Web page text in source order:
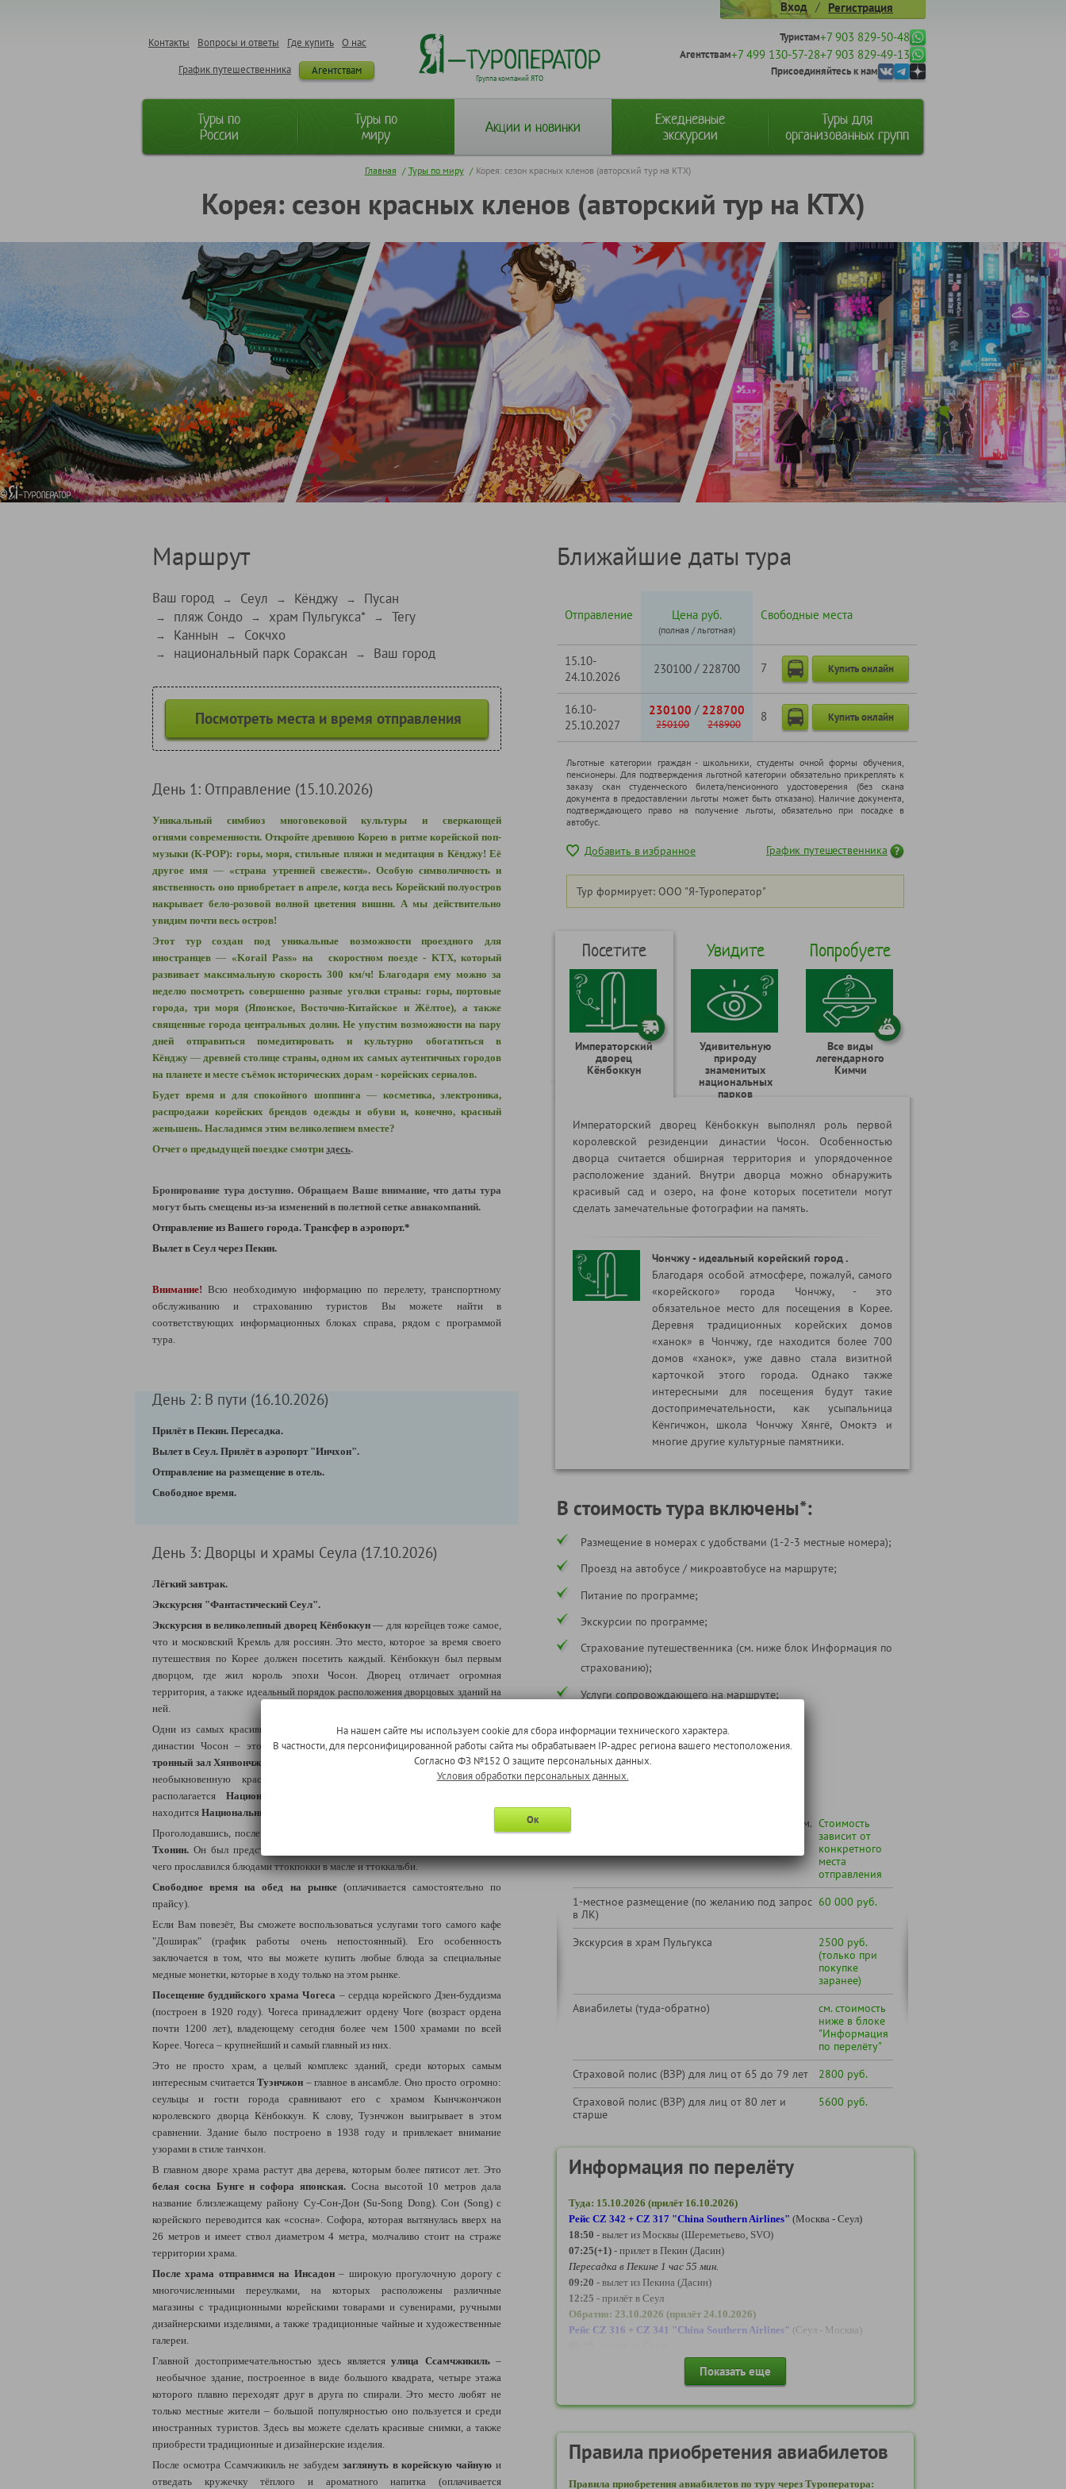
Вход / Регистрация
О нас
Где купить
Вопросы и ответы
Контакты
Агентствам
График путешественника
Группа компаний ЯТО
Туристам+7 903 829-50-48
Агентствам+7 499 130-57-28+7 903 829-49-13
Присоединяйтесь к нам
Туры по
России
Туры по
миру
Акции и новинки
Ежедневные
экскурсии
Туры для
организованных групп
Главная / Туры по миру / Корея: сезон красных кленов (авторский тур на КТХ)
Корея: сезон красных кленов (авторский тур на КТХ)
Маршрут
Ваш город → Сеул → Кёнджу → Пусан
→ пляж Сондо → храм Пульгукса* → Тегу
→ Каннын → Сокчхо
→ национальный парк Сораксан → Ваш город
Посмотреть места и время отправления
День 1: Отправление (15.10.2026)
Уникальный симбиоз многовековой культуры и сверкающей
огнями современности. Откройте древнюю Корею в ритмекорейской поп-
музыки (K-POP): горы, моря, стильные пляжи и медитация в Кёнджу!Её
другое имя— «страна утренней свежести». Особую символичность и
явственность оно приобретает в апреле, когда весь Корейский полуостров
накрывает бело-розовой волной цветения вишни. А мы действительно
увидим почти весь остров!
Этот тур создан под уникальные возможностипроездного для
иностранцев — «Korail Pass» на скоростном поезде - KTX, который
развивает максимальную скорость 300 км/ч! Благодаря ему можно за
неделю посмотреть совершенно разные уголки страны: горы, портовые
города, три моря (Японское, Восточно-Китайское и Жёлтое), а также
священные города центральных долин. Не упустим возможности на пару
дней отправиться помедитировать и культурно обогатиться в
Кёнджу— древней столице страны, одном их самых аутентичных городов
на планете и месте съёмок исторических дорам - корейских сериалов.
Будет время и для спокойного шоппинга — косметика, электроника,
распродажи корейских брендов одежды и обуви и, конечно, красный
женьшень. Насладимся этим великолепием вместе?
Отчет о предыдущей поездке смотри здесь.
Бронирование тура доступно. Обращаем Ваше внимание, что даты тура
могут быть смещены из-за изменений в полетной сетке авиакомпаний.
Отправление из Вашего города. Трансфер в аэропорт.*
Вылет в Сеул через Пекин.
Внимание! Всю необходимую информацию по перелету, транспортному
обслуживанию и страхованию туристов Вы можете найти в
соответствующих информационных блоках справа, рядом с программой
тура.
День 2: В пути (16.10.2026)
Прилёт в Пекин. Пересадка.
Вылет в Сеул. Прилёт в аэропорт "Инчхон".
Отправление на размещение в отель.
Свободное время.
День 3: Дворцы и храмы Сеула (17.10.2026)
Лёгкий завтрак.
Экскурсия "Фантастический Сеул".
Экскурсия в великолепный дворец Кёнбоккун— для корейцев тоже самое,
что и московский Кремль для россиян. Это место, которое за время своего
путешествия по Корее должен посетить каждый. Кёнбоккун был первым
дворцом, где жил король эпохи Чосон. Дворец отличает огромная
территория, а также идеальный порядок расположения дворцовых зданий на
ней.
Одни из самых красивых мест во дворце, сохранившиеся ещё со времён
династии Чосон – это знаменитые на весь мирпавильон Кёнхвару и
тронный зал Хянвончжон
Все они ярко отражают
необыкновенную красоту древней Кореи. Возле
ворот Хоннемун
располагается Национальный дворцовый музей,
находится Национальный фольклорный музей.
Проголодавшись, после экскурсии мы
отправимся на легендарный рынок
Тхонин. Он был представлен в телепередаче «Бесконечный вызов», после
чего прославился блюдами ттокпокки в масле и ттоккальби.
Свободное время на обед на рынке (оплачивается самостоятельно по
прайсу).
Если Вам повезёт, Вы сможете воспользоваться услугами того самого кафе
"Доширак" (график работы очень непостоянный). Его особенность
заключается в том, что вы можете купить любые блюда за специальные
медные монетки, которые в ходу только на этом рынке.
Посещение буддийского храма Чогеса –сердца корейского Дзен-буддизма
(построен в 1920 году). Чогеса принадлежит ордену Чоге (возраст ордена
почти 1200 лет), владеющему сегодня более чем 1500 храмами по всей
Корее. Чогеса – крупнейший и самый главный из них.
Это не просто храм, а целый комплекс зданий, среди которых самым
интересным считаетсяТуэнчжон – главное в ансамбле. Оно просто огромно:
сеульцы и гости города сравнивают его с храмом Кынчжончжон
королевского дворца Кёнбоккун. К слову, Туэнчжон выигрывает в этом
сравнении. Здание было построено в 1938 году и привлекает внимание
узорами в стиле танчхон.
В главном дворе храма растут два дерева, которым более пятисот лет. Это
белая сосна Бунге и софора японская. Сосна высотой 10 метров дала
название близлежащему району Су-Сон-Дон (Su-Song Dong). Сон (Song) с
корейского переводится как «сосна». Софора, которая вытянулась вверх на
26 метров и имеет ствол диаметром 4 метра, молчаливо стоит на страже
территории храма.
После храма отправимся на Инсадон– широкую прогулочную дорогу с
многочисленными переулками, на которых расположены различные
магазины с традиционными корейскими товарами и сувенирами, ручными
дизайнерскими изделиями, а также традиционные чайные и художественные
галереи.
Главной достопримечательностью здесь является улица Ссамчжикиль –
необычное здание, построенное в виде большого квадрата, четыре этажа
которого плавно переходят друг в друга по спирали. Это место любят не
только местные жители– большой популярностью оно пользуется и среди
иностранных туристов. Здесь вы можете сделать красивые снимки, а также
приобрести традиционные и дизайнерские изделия.
После осмотра Ссамчжикиль не забудем заглянуть в корейскую чайную и
отведать кружечку тёплого и ароматного напитка (оплачивается
Ближайшие даты тура
Отправление Цена руб.
(полная / льготная)
Свободные места
15.10-
24.10.2026
230100 / 228700 7 Купить онлайн
16.10-
25.10.2027
230100 / 228700
250100 248900
8 Купить онлайн
Льготные категории граждан - школьники, cтуденты очной формы обучения,
пенсионеры. Для подтверждения льготной категории обязательно прикреплять к
заказу скан студенческого билета/пенсионного удостоверения (без скана
документа в предоставлении льготы может быть отказано). Наличие документа,
подтверждающего право на получение льготы, обязательно при посадке в
автобус.
Добавить в избранное График путешественника
Тур формирует: ООО "Я-Туроператор"
Посетите
Императорский
дворец
Кёнбоккун
Увидите
Удивительную
природу
знаменитых
национальных
парков
Попробуете
Все виды
легендарного
Кимчи
Императорский дворец Кёнбоккун выполнял роль первой
королевской резиденции династии Чосон. Особенностью
дворца считается обширная территория и упорядоченное
расположение зданий. Внутри дворца можно обнаружить
красивый сад и озеро, на фоне которых посетители могут
сделать замечательные фотографии на память.
Чончжу - идеальный корейский город .
Благодаря особой атмосфере, пожалуй, самого
«корейского» города Чончжу, - это
обязательное место для посещения в Корее.
Деревня традиционных корейских домов
«ханок» в Чончжу, где находится более 700
домов «ханок», уже давно стала визитной
карточкой этого города. Однако также
интересными для посещения будут такие
достопримечательности, как усыпальница
Кёнгичжон, школа Чончжу Хянгё, Омоктэ и
многие другие культурные памятники.
В стоимость тура включены*:
Размещение в номерах с удобствами (1-2-3 местные номера);
Проезд на автобусе / микроавтобусе на маршруте;
Питание по программе;
Экскурсии по программе;
Страхование путешественника (см. ниже блок Информация по
страхованию);
Услуги сопровождающего на маршруте;
В стоимость тура не входит:
Надбавка за отправление из Вашего города (см. Стоимость
зависит от
конкретного
места
отправления
1-местное размещение (по желанию под запрос
в ЛК)
60 000 руб.
Экскурсия в храм Пульгукса
2500 руб.
(только при
покупке
заранее)
Авиабилеты (туда-обратно)
см. стоимость
ниже в блоке
"Информация
по перелёту"
Страховой полис (ВЗР) для лиц от 65 до 79 лет
2800 руб.
Страховой полис (ВЗР) для лиц от 80 лет и
старше
5600 руб.
Информация по перелёту
Туда: 15.10.2026 (прилёт 16.10.2026)
Рейс CZ 342 + CZ 317 "China Southern Airlines" (Москва - Сеул)
18:50 - вылет из Москвы (Шереметьево, SVO)
07:25(+1) - прилет в Пекин (Дасин)
Пересадка в Пекине 1 чаc 55 мин.
09:20 - вылет из Пекина (Дасин)
12:25 - прилёт в Сеул
Обратно: 23.10.2026 (прилёт 24.10.2026)
Рейс CZ 316 + CZ 341 "China Southern Airlines" (Сеул - Москва)
- прилёт в Пекин (Дасин)
16:50- прилет в Москву (Шереметьево, SVO)
Альтернативный вариант перелета на
15.10-24.10.2026:
Туда: 15.10.2026
Показать еще
Правила приобретения авиабилетов
Правила приобретения авиабилетов по туру через Туроператора:
На нашем сайте мы используем cookie для сбора информации технического характера.
В частности, для персонифицированной работы сайта мы обрабатываем IP-адрес региона вашего местоположения.
Согласно ФЗ №152 О защите персональных данных.
Условия обработки персональных данных.
Ок